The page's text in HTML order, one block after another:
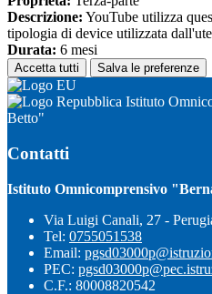
Descrizione: YouTube utilizza
tipologia di device utilizzata
Durata: 6 mesi
Accetta tutti Salva le preferenze
Istituto
Betto"
Contatti
Istituto Omnicomprensivo
Via Luigi Canali, 27 -
Tel: 0755051538
Email:
PEC:
C.F.: 80008820542